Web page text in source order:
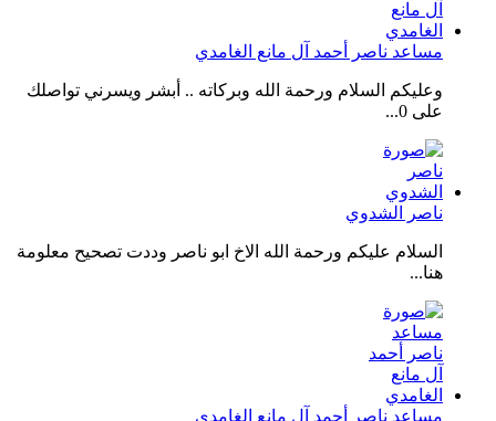
مساعد ناصر أحمد آل مانع الغامدي
وعليكم السلام ورحمة الله وبركاته .. أبشر ويسرني تواصلك
على 0...
ناصر الشدوي
السلام عليكم ورحمة الله الاخ ابو ناصر وددت تصحيح معلومة
هنا...
مساعد ناصر أحمد آل مانع الغامدي